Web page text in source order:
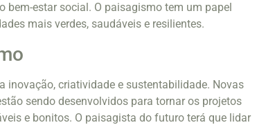
bem-estar social. O paisagismo tem um papel
mais verdes, saudáveis e resilientes.
inovação, criatividade e sustentabilidade. Novas
sendo desenvolvidos para tornar os projetos
e bonitos. O paisagista do futuro terá que lidar